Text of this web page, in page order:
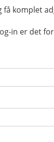
få komplet
in er det